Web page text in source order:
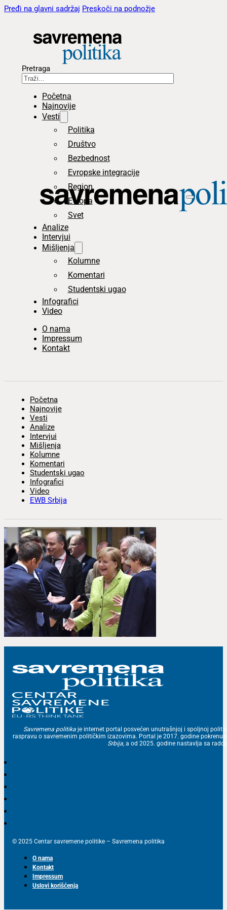
Pređi na glavni sadržaj Preskoči na podnožje
Pretraga
Početna
Najnovije
Vesti
Politika
Društvo
Bezbednost
Evropske integracije
Region
Evropa
Svet
Analize
Intervjui
Mišljenja
Kolumne
Komentari
Studentski ugao
Infografici
Video
O nama
Impressum
Kontakt
Početna
Najnovije
Vesti
Analize
Intervjui
Mišljenja
Kolumne
Komentari
Studentski ugao
Infografici
Video
EWB Srbija
Savremena politika je internet portal posvećen unutrašnjoj i spoljnoj
raspravu o savremenim političkim izazovima. Portal je 2017. godine
Srbija, a od 2025. godine nastavlja sa
© 2025 Centar savremene politike – Savremena politika
O nama
Kontakt
Impressum
Uslovi korišćenja